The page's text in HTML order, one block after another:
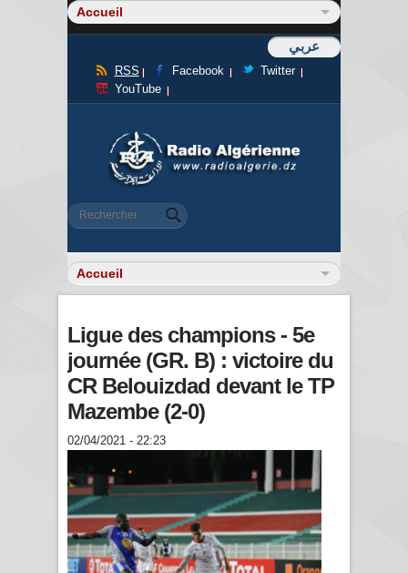
عربي
RSS Facebook
Twitter
YouTube
Formulaire de recherche
Rechercher
Ligue des champions - 5e
journée (GR. B) : victoire du
CR Belouizdad devant le TP
Mazembe (2-0)
02/04/2021 - 22:23